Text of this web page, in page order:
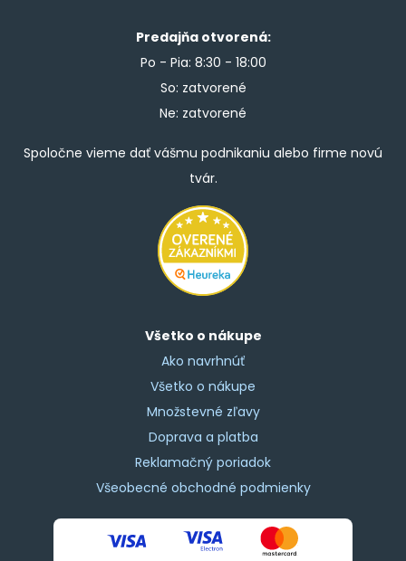
Predajňa otvorená:
Po - Pia: 8:30 - 18:00
So: zatvorené
Ne: zatvorené
Spoločne vieme dať vášmu podnikaniu alebo firme novú
tvár.
Všetko o nákupe
Ako navrhnúť
Všetko o nákupe
Množstevné zľavy
Doprava a platba
Reklamačný poriadok
Všeobecné obchodné podmienky